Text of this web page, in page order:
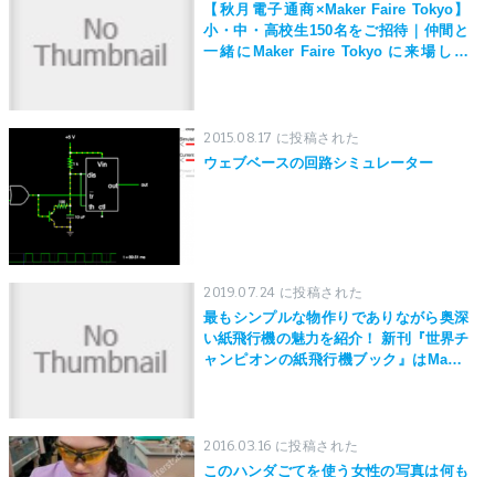
【秋月電子通商×Maker Faire Tokyo】
小・中・高校生150名をご招待｜仲間と
一緒にMaker Faire Tokyo に来場しよ
2015.08.17 に投稿された
ウェブベースの回路シミュレーター
2019.07.24 に投稿された
最もシンプルな物作りでありながら奥深
い紙飛行機の魅力を紹介！ 新刊『世界チ
ャンピオンの紙飛行機ブック』はMaker
2016.03.16 に投稿された
このハンダごてを使う女性の写真は何も